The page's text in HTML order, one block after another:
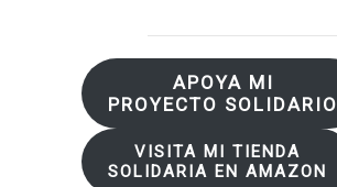
APOYA MI
PROYECTO SOLIDARIO
VISITA MI TIENDA
SOLIDARIA EN AMAZON